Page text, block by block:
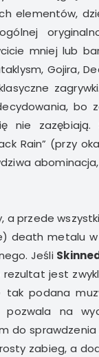
elementów,
mniej lub
Gojira,
bo
nie zazębiają.
Rain” (przy
a przede
death metalu
Jeśli
jest
podana
na
do sprawdzenia
zabieg, a